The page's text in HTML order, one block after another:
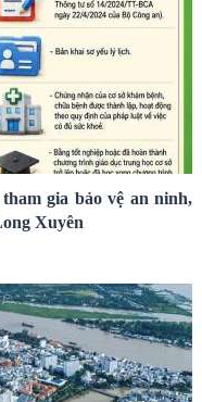
gia bảo vệ an ninh,
Xuyên